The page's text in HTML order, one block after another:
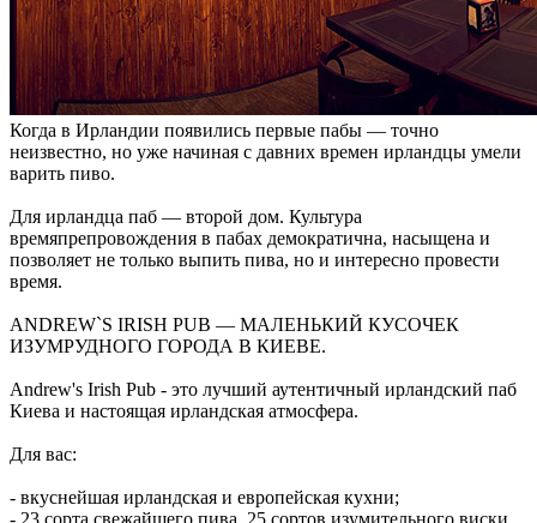
Когда в Ирландии появились первые пабы — точно
неизвестно, но уже начиная с давних времен ирландцы умели
варить пиво.
Для ирландца паб — второй дом. Культура
времяпрепровождения в пабах демократична, насыщена и
позволяет не только выпить пива, но и интересно провести
время.
ANDREW`S IRISH PUB — МАЛЕНЬКИЙ КУСОЧЕК
ИЗУМРУДНОГО ГОРОДА В КИЕВЕ.
Andrew's Irish Pub - это лучший аутентичный ирландский паб
Киева и настоящая ирландская атмосфера.
Для вас:
- вкуснейшая ирландская и европейская кухни;
- 23 сорта свежайшего пива, 25 сортов изумительного виски,